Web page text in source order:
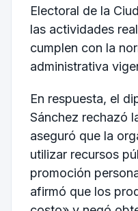
Electoral de la
las actividades
cumplen con la
administrativa
En respuesta, el
Sánchez rechazó
aseguró que la
utilizar recursos
promoción
afirmó que los